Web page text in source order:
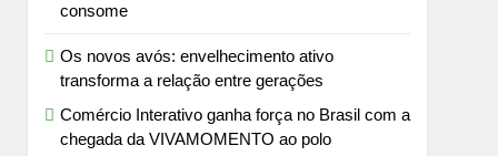
consome
Os novos avós: envelhecimento ativo
transforma a relação entre gerações
Comércio Interativo ganha força no Brasil com a
chegada da VIVAMOMENTO ao polo